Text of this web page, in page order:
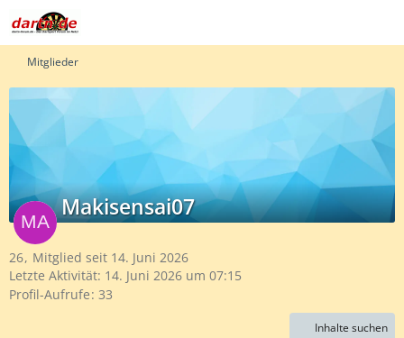
Mitglieder
Makisensai07
26 Mitglied seit 14. Juni 2026
Letzte Aktivität: 14. Juni 2026 um 07:15
Profil-Aufrufe 33
Inhalte suchen